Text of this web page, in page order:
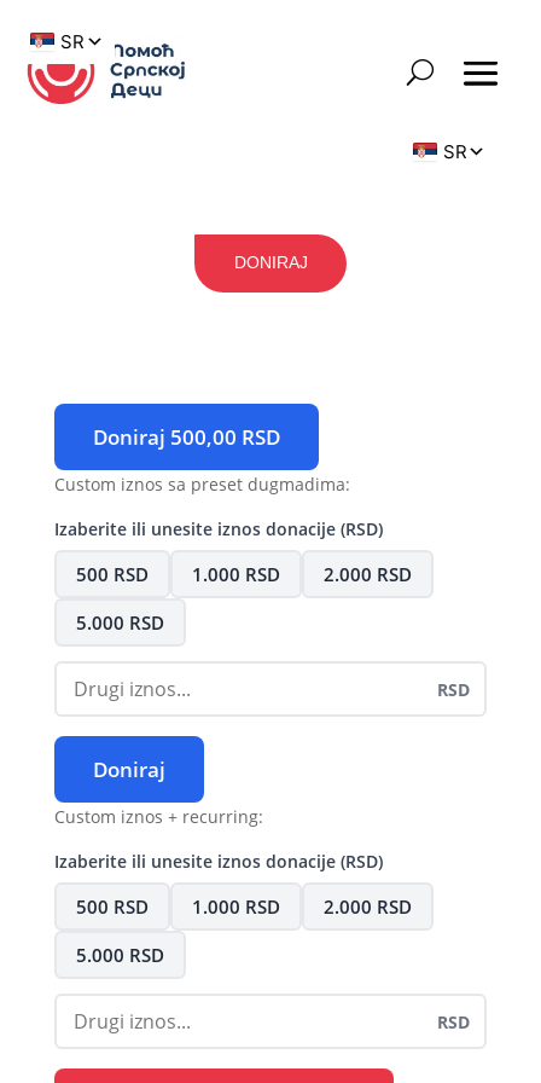
DONIRAJ
Doniraj 500,00 RSD
Custom iznos sa preset dugmadima:
Izaberite ili unesite iznos donacije (RSD)
500 RSD 1.000 RSD
2.000 RSD
5.000 RSD
RSD
Doniraj
Custom iznos + recurring:
Izaberite ili unesite iznos donacije (RSD)
500 RSD 1.000 RSD
2.000 RSD
5.000 RSD
RSD